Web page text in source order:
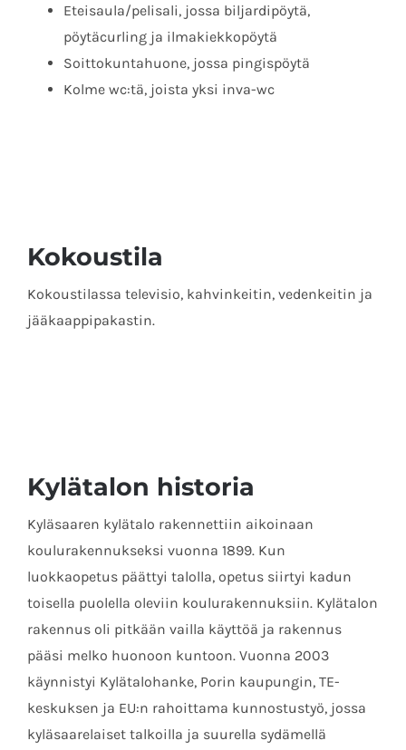
Eteisaula/pelisali, jossa biljardipöytä,
pöytäcurling ja ilmakiekkopöytä
Soittokuntahuone, jossa pingispöytä
Kolme wc:tä, joista yksi inva-wc
Kokoustila
Kokoustilassa televisio, kahvinkeitin, vedenkeitin ja
jääkaappipakastin.
Kylätalon historia
Kyläsaaren kylätalo rakennettiin aikoinaan
koulurakennukseksi vuonna 1899. Kun
luokkaopetus päättyi talolla, opetus siirtyi kadun
toisella puolella oleviin koulurakennuksiin. Kylätalon
rakennus oli pitkään vailla käyttöä ja rakennus
pääsi melko huonoon kuntoon. Vuonna 2003
käynnistyi Kylätalohanke, Porin kaupungin, TE-
keskuksen ja EU:n rahoittama kunnostustyö, jossa
kyläsaarelaiset talkoilla ja suurella sydämellä